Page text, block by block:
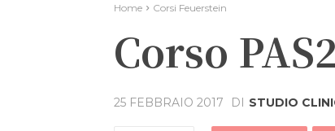
Home Corsi Feuerstein
Corso PAS2
25 FEBBRAIO 2017 DI STUDIO